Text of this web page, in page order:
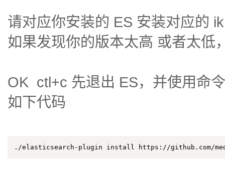
请对应你安装的 ES 安装对应的
如果发现你的版本太高 或者太低
OK ctl+c 先退出 ES，并使用命
如下代码
./elasticsearch-plugin install https://github.com/